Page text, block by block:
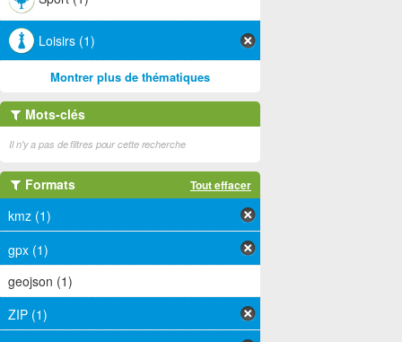
Loisirs (1)
Montrer plus de thématiques
Mots-clés
Il n'y a pas de filtres pour cette recherche
Formats Tout effacer
kmz (1)
gpx (1)
geojson (1)
ZIP (1)